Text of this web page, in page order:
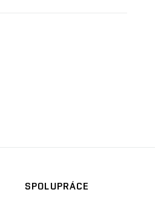
SPOLUPRÁCE